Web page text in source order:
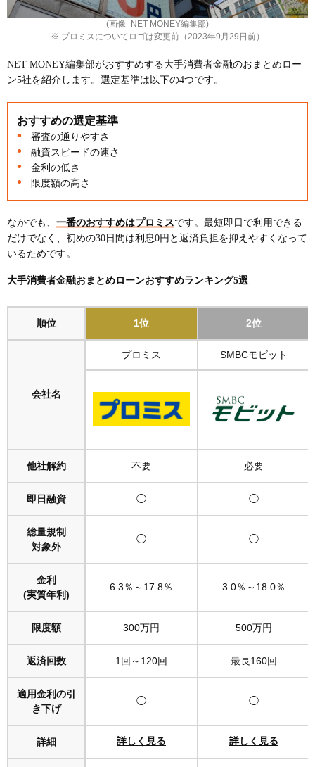
(画像=NET MONEY編集部)
※ プロミスについてロゴは変更前（2023年9月29日前）
NET MONEY編集部がおすすめする大手消費者金融のおまとめロー
ン5社を紹介します。選定基準は以下の4つです。
おすすめの選定基準
審査の通りやすさ
融資スピードの速さ
金利の低さ
限度額の高さ
なかでも、 一番のおすすめはプロミスです。最短即日で利用できる
だけでなく、初めの30日間は利息0円と返済負担を抑えやすくなって
いるためです。
大手消費者金融おまとめローンおすすめランキング5選
順位 1位 2位
会社名
プロミス SMBCモビット
他社解約 不要 必要
即日融資 ◯ ◯
総量規制
対象外
◯ ◯
金利
(実質年利)
6.3％～17.8％ 3.0％～18.0％
限度額 300万円 500万円
返済回数 1回～120回 最長160回
適用金利の引
き下げ
◯ ◯
詳細 詳しく見る 詳しく見る